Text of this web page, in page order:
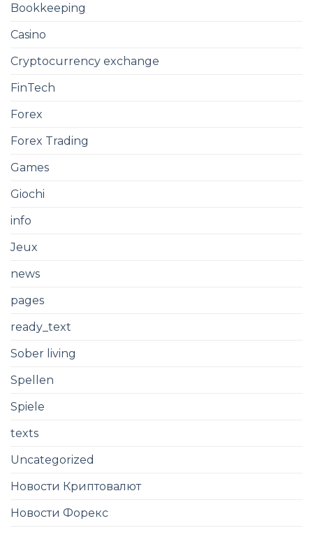
Bookkeeping
Casino
Cryptocurrency exchange
FinTech
Forex
Forex Trading
Games
Giochi
info
Jeux
news
pages
ready_text
Sober living
Spellen
Spiele
texts
Uncategorized
Новости Криптовалют
Новости Форекс